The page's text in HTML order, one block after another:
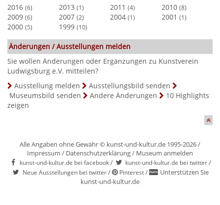
2016 (6) 2013 (1) 2011 (4) 2010 (8)
2009 (6) 2007 (2) 2004 (1) 2001 (1)
2000 (5) 1999 (10)
Änderungen / Ausstellungen melden
Sie wollen Änderungen oder Ergänzungen zu Kunstverein
Ludwigsburg e.V. mitteilen?
Ausstellung melden
Ausstellungsbild senden
Museumsbild senden
Andere Änderungen
10 Highlights
zeigen
Alle Angaben ohne Gewähr © kunst-und-kultur.de 1995-2026 /
Impressum / Datenschutzerklärung/ Museum anmelden
kunst-und-kultur.de bei facebook/ kunst-und-kultur.de bei twitter/
Neue Ausstellungen bei twitter/ Pinterest/
Unterstützen Sie
kunst-und-kultur.de